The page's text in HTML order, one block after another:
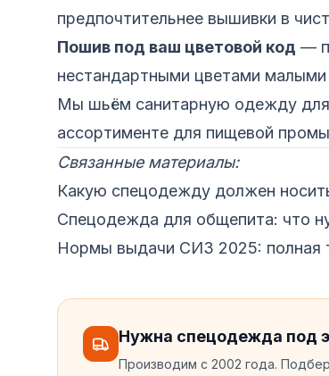
предпочтительнее вышивки в
Пошив под ваш цветовой код —
нестандартными цветами
Мы шьём санитарную одежду
ассортименте для пищевой
Связанные материалы:
Какую спецодежду должен
Спецодежда для общепита: что
Нормы выдачи СИЗ 2025: полная
Нужна спецодежда под
Производим с 2002 года.